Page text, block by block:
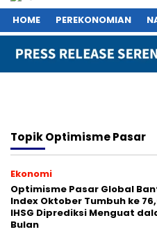
HOME PEREKONOMIAN
TopikOptimisme Pasar
Ekonomi
Optimisme Pasar Global
Index Oktober Tumbuh ke
IHSG Diprediksi Menguat
Bulan